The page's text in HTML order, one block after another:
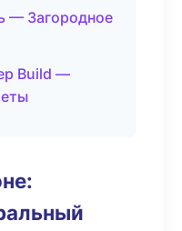
— Загородное
Build —